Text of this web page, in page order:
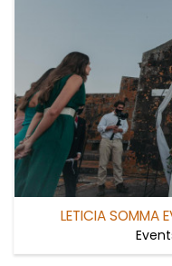
LETICIA SOMMA